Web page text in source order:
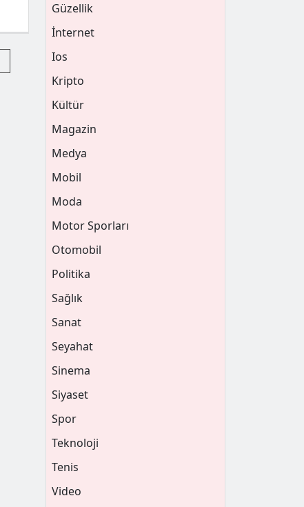
Güzellik
İnternet
Ios
Kripto
Kültür
Magazin
Medya
Mobil
Moda
Motor Sporları
Otomobil
Politika
Sağlık
Sanat
Seyahat
Sinema
Siyaset
Spor
Teknoloji
Tenis
Video